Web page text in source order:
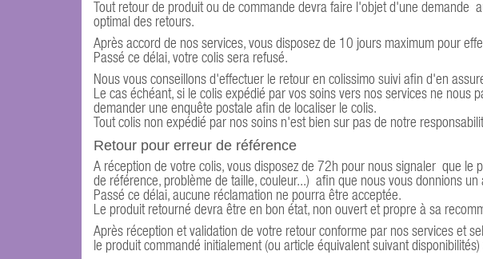
Tout retour de produit ou de commande devra faire l'objet d'une demande
optimal des retours.
Après accord de nos services, vous disposez de 10 jours maximum pour
Passé ce délai, votre colis sera refusé.
Nous vous conseillons d'effectuer le retour en colissimo suivi afin d'en
Le cas échéant, si le colis expédié par vos soins vers nos services ne nous
demander une enquête postale afin de localiser le colis.
Tout colis non expédié par nos soins n'est bien sur pas de notre
Retour pour erreur de référence
A réception de votre colis, vous disposez de 72h pour nous signaler que
de référence, problème de taille, couleur...) afin que nous vous donnions un
Passé ce délai, aucune réclamation ne pourra être acceptée.
Le produit retourné devra être en bon état, non ouvert et propre à sa
Après réception et validation de votre retour conforme par nos services et
le produit commandé initialement (ou article équivalent suivant